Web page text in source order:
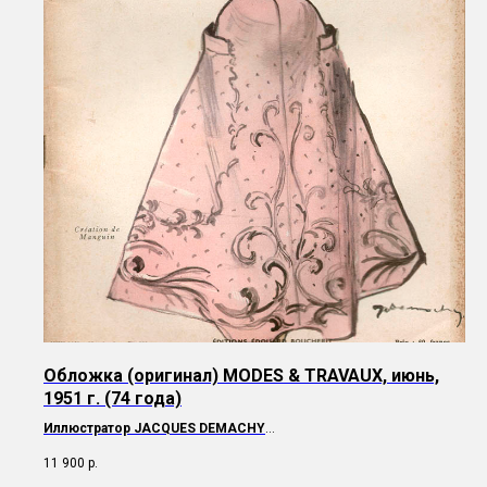
Обложка (оригинал) MODES & TRAVAUX, июнь,
1951 г. (74 года)
Иллюстратор JACQUES DEMACHY
11 900 р.